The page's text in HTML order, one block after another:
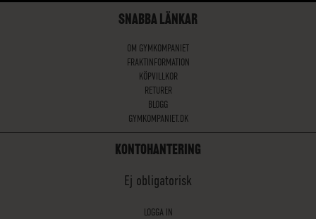
SNABBA LÄNKAR
OM GYMKOMPANIET
FRAKTINFORMATION
KÖPVILLKOR
RETURER
BLOGG
GYMKOMPANIET.DK
KONTOHANTERING
Ej obligatorisk
LOGGA IN